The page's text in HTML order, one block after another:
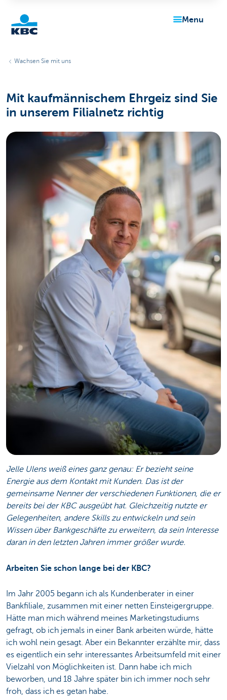
menu
Wachsen Sie mit uns
Mit kaufmännischem Ehrgeiz sind Sie
in unserem Filialnetz richtig
Jelle Ulens weiß eines ganz genau: Er bezieht seine
Energie aus dem Kontakt mit Kunden. Das ist der
gemeinsame Nenner der verschiedenen Funktionen, die er
bereits bei der KBC ausgeübt hat. Gleichzeitig nutzte er
Gelegenheiten, andere Skills zu entwickeln und sein
Wissen über Bankgeschäfte zu erweitern, da sein Interesse
daran in den letzten Jahren immer größer wurde.
Arbeiten Sie schon lange bei der KBC?
Im Jahr 2005 begann ich als Kundenberater in einer
Bankfiliale, zusammen mit einer netten Einsteigergruppe.
Hätte man mich während meines Marketingstudiums
gefragt, ob ich jemals in einer Bank arbeiten würde, hätte
ich wohl nein gesagt. Aber ein Bekannter erzählte mir, dass
es eigentlich ein sehr interessantes Arbeitsumfeld mit einer
Vielzahl von Möglichkeiten ist. Dann habe ich mich
beworben, und 18 Jahre später bin ich immer noch sehr
froh, dass ich es getan habe.